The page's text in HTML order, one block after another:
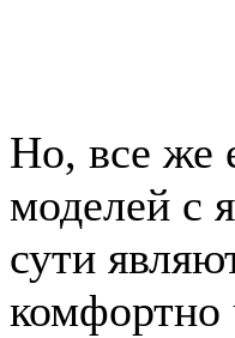
Но, все же
моделей с
сути
комфортно